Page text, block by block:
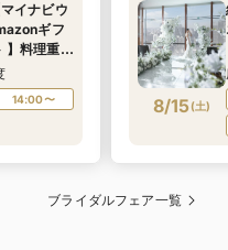
イナビウ
ギフ
】料理重視
べ×サー
食｜VIPに
し体験
14:00〜
8/15(土)
ブライダルフェア一覧